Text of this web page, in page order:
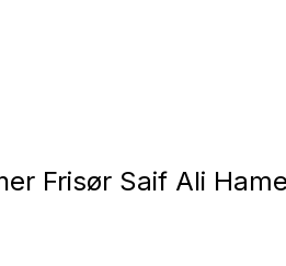
Frisør Saif Ali